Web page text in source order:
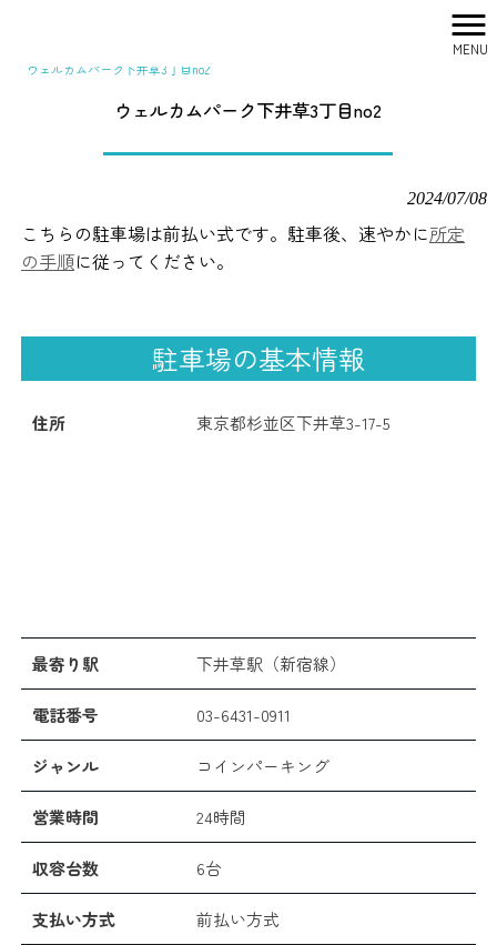
MENU
ウェルカムパーク下井草3丁目no2
ウェルカムパーク下井草3丁目no2
2024/07/08
こちらの駐車場は前払い式です。駐車後、速やかに所定
の手順に従ってください。
駐車場の基本情報
住所 東京都杉並区下井草3-17-5
最寄り駅 下井草駅（新宿線）
電話番号 03-6431-0911
ジャンル コインパーキング
営業時間 24時間
収容台数 6台
支払い方式 前払い方式